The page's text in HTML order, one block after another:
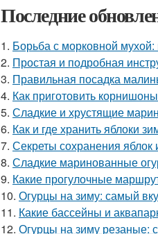
Последние
1. Борьба с морковной мухой:
2. Простая и подробная
3. Правильная посадка
4. Как приготовить
5. Сладкие и хрустящие
6. Как и где хранить яблоки
7. Секреты сохранения яблок
8. Сладкие маринованные
9. Какие прогулочные
10. Огурцы на зиму: самый
11. Какие бассейны и
12. Огурцы на зиму резаные: